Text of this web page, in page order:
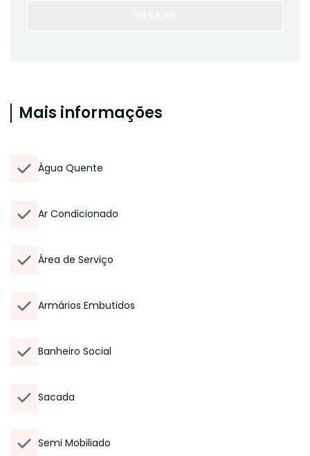
Mais informações
Água Quente
Ar Condicionado
Área de Serviço
Armários Embutidos
Banheiro Social
Sacada
Semi Mobiliado